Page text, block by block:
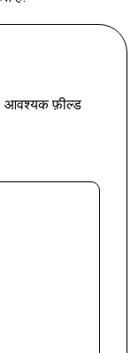
आवश्यक फ़ील्ड